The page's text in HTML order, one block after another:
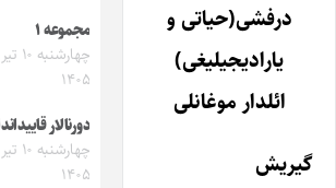
درفشی(حیاتی و
یارادیجیلیغی)
ائلدار موغانلی
گیریش
مجموعه ۱
چهارشنبه ۱۰ تیر
۱۴۰۵
دورنالار قاییداندا
چهارشنبه ۱۰ تیر
۱۴۰۵